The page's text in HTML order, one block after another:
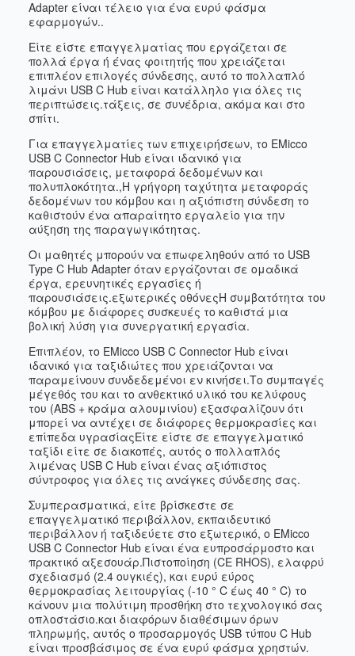
Adapter είναι τέλειο για ένα ευρύ φάσμα
εφαρμογών..
Είτε είστε επαγγελματίας που εργάζεται σε
πολλά έργα ή ένας φοιτητής που χρειάζεται
επιπλέον επιλογές σύνδεσης, αυτό το πολλαπλό
λιμάνι USB C Hub είναι κατάλληλο για όλες τις
περιπτώσεις.τάξεις, σε συνέδρια, ακόμα και στο
σπίτι.
Για επαγγελματίες των επιχειρήσεων, το EMicco
USB C Connector Hub είναι ιδανικό για
παρουσιάσεις, μεταφορά δεδομένων και
πολυπλοκότητα.,Η γρήγορη ταχύτητα μεταφοράς
δεδομένων του κόμβου και η αξιόπιστη σύνδεση το
καθιστούν ένα απαραίτητο εργαλείο για την
αύξηση της παραγωγικότητας.
Οι μαθητές μπορούν να επωφεληθούν από το USB
Type C Hub Adapter όταν εργάζονται σε ομαδικά
έργα, ερευνητικές εργασίες ή
παρουσιάσεις.εξωτερικές οθόνεςΗ συμβατότητα του
κόμβου με διάφορες συσκευές το καθιστά μια
βολική λύση για συνεργατική εργασία.
Επιπλέον, το EMicco USB C Connector Hub είναι
ιδανικό για ταξιδιώτες που χρειάζονται να
παραμείνουν συνδεδεμένοι εν κινήσει.Το συμπαγές
μέγεθός του και το ανθεκτικό υλικό του κελύφους
του (ABS + κράμα αλουμινίου) εξασφαλίζουν ότι
μπορεί να αντέχει σε διάφορες θερμοκρασίες και
επίπεδα υγρασίαςΕίτε είστε σε επαγγελματικό
ταξίδι είτε σε διακοπές, αυτός ο πολλαπλός
λιμένας USB C Hub είναι ένας αξιόπιστος
σύντροφος για όλες τις ανάγκες σύνδεσης σας.
Συμπερασματικά, είτε βρίσκεστε σε
επαγγελματικό περιβάλλον, εκπαιδευτικό
περιβάλλον ή ταξιδεύετε στο εξωτερικό, ο EMicco
USB C Connector Hub είναι ένα ευπροσάρμοστο και
πρακτικό αξεσουάρ.Πιστοποίηση (CE RHOS), ελαφρύ
σχεδιασμό (2.4 ουγκιές), και ευρύ εύρος
θερμοκρασίας λειτουργίας (-10 ° C έως 40 ° C) το
κάνουν μια πολύτιμη προσθήκη στο τεχνολογικό σας
οπλοστάσιο.και διαφόρων διαθέσιμων όρων
πληρωμής, αυτός ο προσαρμογός USB τύπου C Hub
είναι προσβάσιμος σε ένα ευρύ φάσμα χρηστών.